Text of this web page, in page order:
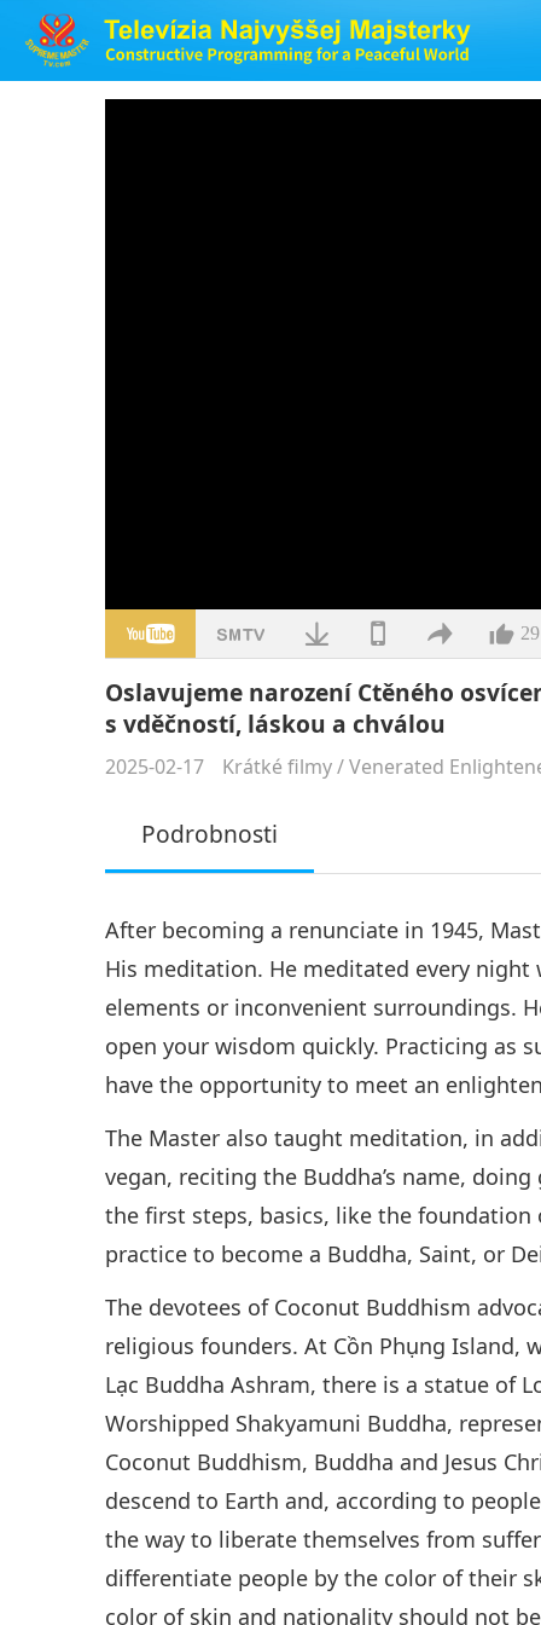
29
Oslavujeme narození Ctěného
s vděčností, láskou a chválou
2025-02-17 Krátké filmy/Venerated
Podrobnosti
After becoming a renunciate in 1945,
His meditation. He meditated every
elements or inconvenient surroundings.
open your wisdom quickly. Practicing as
have the opportunity to meet an
The Master also taught meditation, in
vegan, reciting the Buddha’s name,
the first steps, basics, like the
practice to become a Buddha, Saint, or
The devotees of Coconut Buddhism
religious founders. At Cồn Phụng Island,
Lạc Buddha Ashram, there is a statue of
Worshipped Shakyamuni Buddha,
Coconut Buddhism, Buddha and Jesus
descend to Earth and, according to
the way to liberate themselves from
differentiate people by the color of their
color of skin and nationality should not